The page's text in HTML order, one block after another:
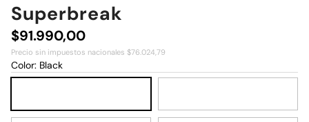
Superbreak
Precio normal
$91.990,00
Precio sin impuestos nacionales $76.024,79
Color: Black